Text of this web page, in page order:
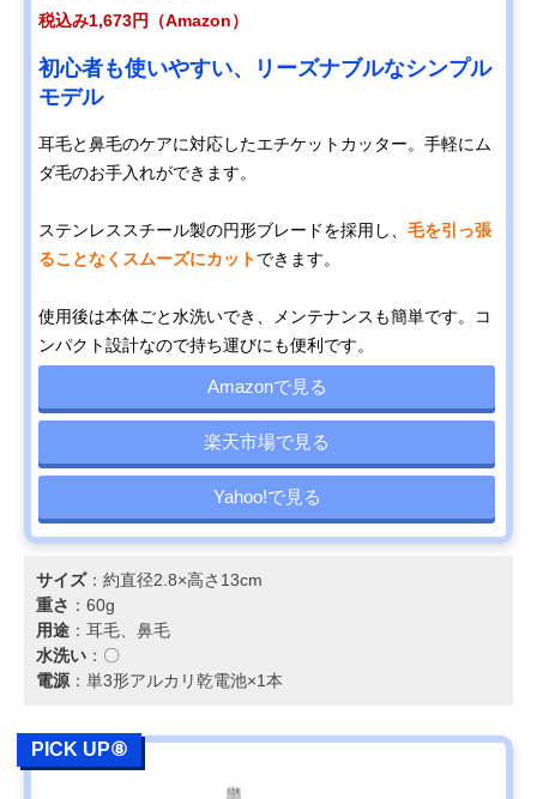
税込み1,673円（Amazon）
初心者も使いやすい、リーズナブルなシンプル
モデル
耳毛と鼻毛のケアに対応したエチケットカッター。手軽にム
ダ毛のお手入れができます。
ステンレススチール製の円形ブレードを採用し、 毛を引っ張
ることなくスムーズにカットできます。
使用後は本体ごと水洗いでき、メンテナンスも簡単です。コ
ンパクト設計なので持ち運びにも便利です。
Amazonで見る
楽天市場で見る
Yahoo!で見る
サイズ：約直径2.8×高さ13cm
重さ ：60g
用途 ：耳毛、鼻毛
水洗い ：〇
電源 ：単3形アルカリ乾電池×1本
PICK UP⑧